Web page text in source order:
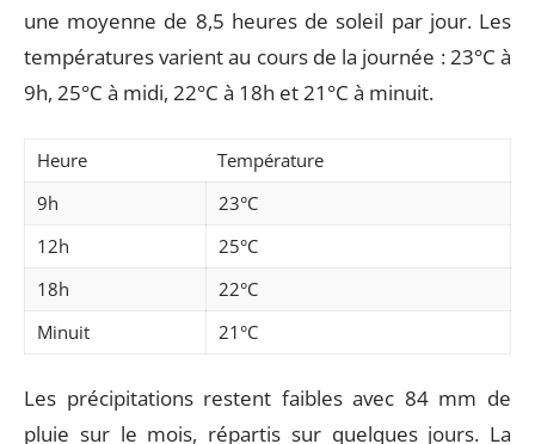
une moyenne de 8,5 heures de soleil par jour. Les
températures varient au cours de la journée : 23°C à
9h, 25°C à midi, 22°C à 18h et 21°C à minuit.
Heure
Température
9h
23°C
12h
25°C
18h
22°C
Minuit
21°C
Les précipitations restent faibles avec 84 mm de
pluie sur le mois, répartis sur quelques jours. La